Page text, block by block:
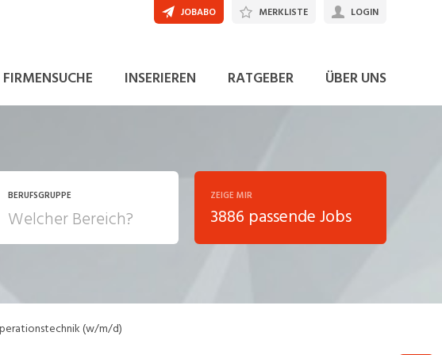
FIRMENSUCHE INSERIEREN RATGEBER ÜBER UNS
JOBABO MERKLISTE LOGIN
Führungsposition
BERUFSGRUPPE
Logistik, Transport,
ZEIGE MIR
3886 passende Jobs
(w/m/d)
JETZT BEWERBEN